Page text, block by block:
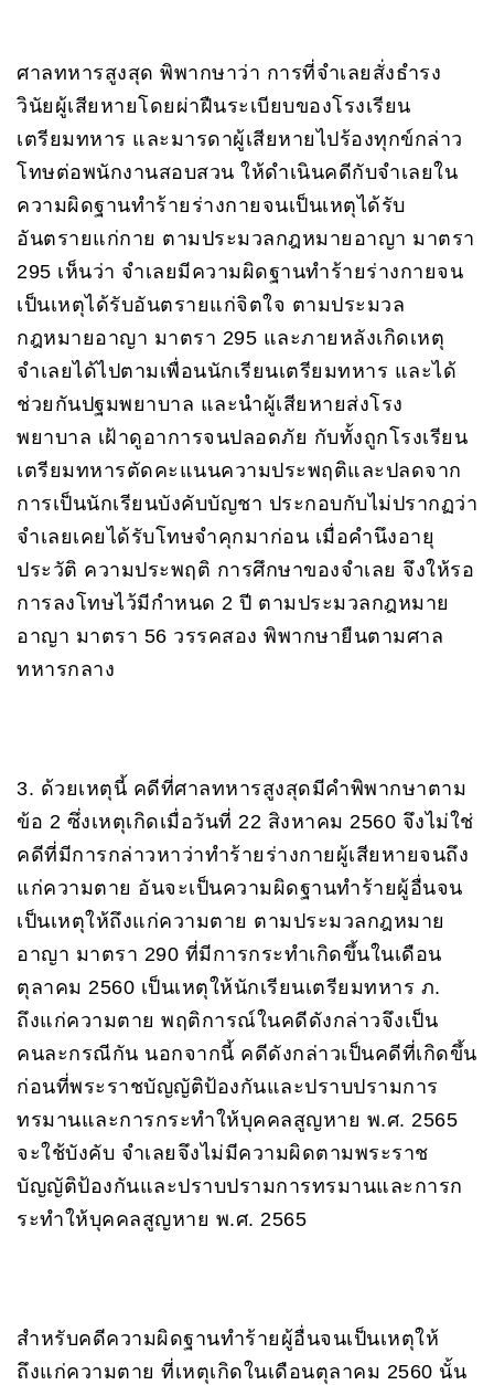
ศาลทหารสูงสุด พิพากษาว่า การที่จำเลยสั่งธำรง
วินัยผู้เสียหายโดยผ่าฝืนระเบียบของโรงเรียน
เตรียมทหาร และมารดาผู้เสียหายไปร้องทุกข์กล่าว
โทษต่อพนักงานสอบสวน ให้ดำเนินคดีกับจำเลยใน
ความผิดฐานทำร้ายร่างกายจนเป็นเหตุได้รับ
อันตรายแก่กาย ตามประมวลกฎหมายอาญา มาตรา
295 เห็นว่า จำเลยมีความผิดฐานทำร้ายร่างกายจน
เป็นเหตุได้รับอันตรายแก่จิตใจ ตามประมวล
กฎหมายอาญา มาตรา 295 และภายหลังเกิดเหตุ
จำเลยได้ไปตามเพื่อนนักเรียนเตรียมทหาร และได้
ช่วยกันปฐมพยาบาล และนำผู้เสียหายส่งโรง
พยาบาล เฝ้าดูอาการจนปลอดภัย กับทั้งถูกโรงเรียน
เตรียมทหารตัดคะแนนความประพฤติและปลดจาก
การเป็นนักเรียนบังคับบัญชา ประกอบกับไม่ปรากฏว่า
จำเลยเคยได้รับโทษจำคุกมาก่อน เมื่อคำนึงอายุ
ประวัติ ความประพฤติ การศึกษาของจำเลย จึงให้รอ
การลงโทษไว้มีกำหนด 2 ปี ตามประมวลกฎหมาย
อาญา มาตรา 56 วรรคสอง พิพากษายืนตามศาล
ทหารกลาง
3. ด้วยเหตุนี้ คดีที่ศาลทหารสูงสุดมีคำพิพากษาตาม
ข้อ 2 ซึ่งเหตุเกิดเมื่อวันที่ 22 สิงหาคม 2560 จึงไม่ใช่
คดีที่มีการกล่าวหาว่าทำร้ายร่างกายผู้เสียหายจนถึง
แก่ความตาย อันจะเป็นความผิดฐานทำร้ายผู้อื่นจน
เป็นเหตุให้ถึงแก่ความตาย ตามประมวลกฎหมาย
อาญา มาตรา 290 ที่มีการกระทำเกิดขึ้นในเดือน
ตุลาคม 2560 เป็นเหตุให้นักเรียนเตรียมทหาร ภ.
ถึงแก่ความตาย พฤติการณ์ในคดีดังกล่าวจึงเป็น
คนละกรณีกัน นอกจากนี้ คดีดังกล่าวเป็นคดีที่เกิดขึ้น
ก่อนที่พระราชบัญญัติป้องกันและปราบปรามการ
ทรมานและการกระทำให้บุคคลสูญหาย พ.ศ. 2565
จะใช้บังคับ จำเลยจึงไม่มีความผิดตามพระราช
บัญญัติป้องกันและปราบปรามการทรมานและการก
ระทำให้บุคคลสูญหาย พ.ศ. 2565
สำหรับคดีความผิดฐานทำร้ายผู้อื่นจนเป็นเหตุให้
ถึงแก่ความตาย ที่เหตุเกิดในเดือนตุลาคม 2560 นั้น